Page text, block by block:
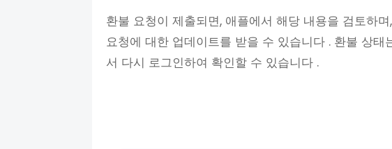
환불 요청이 제출되면, 애플에서 해당 내용을 검토하
요청에 대한 업데이트를 받을 수 있습니다 . 환불
서 다시 로그인하여 확인할 수 있습니다 .